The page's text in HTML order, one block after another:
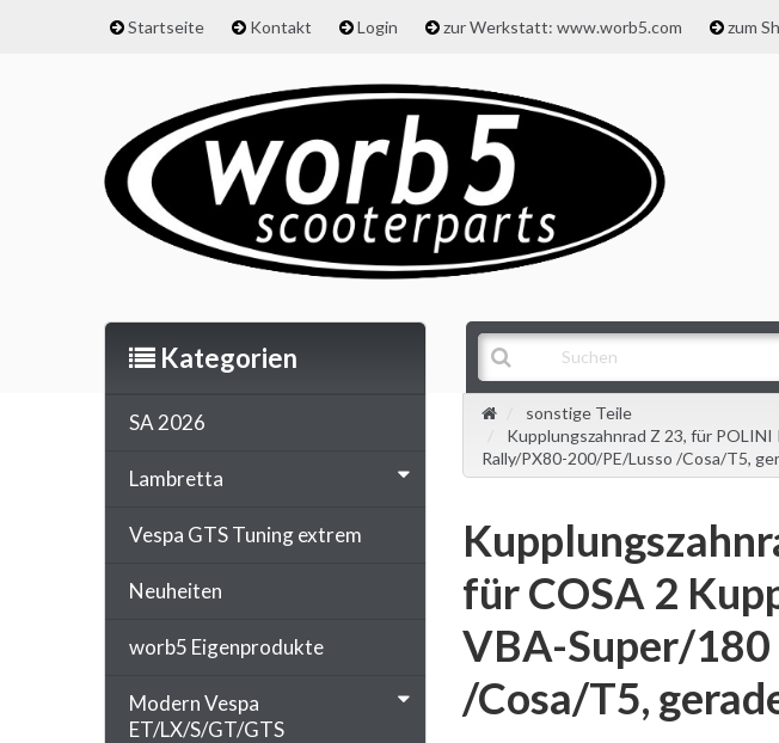
Startseite Kontakt Login zur Werkstatt: www.worb5.com zum
sonstige Teile
Kupplungszahnrad Z 23, für
Rally/PX80-200/PE/Lusso /Cosa/T5,
für COSA 2
VBA-Super/
/Cosa/T5,
Kategorien
SA 2026
Lambretta
Vespa GTS Tuning extrem
Neuheiten
worb5 Eigenprodukte
Modern Vespa
ET/LX/S/GT/GTS